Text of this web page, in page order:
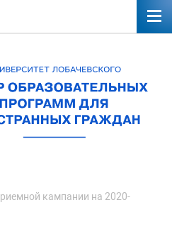
кампании на 2020-